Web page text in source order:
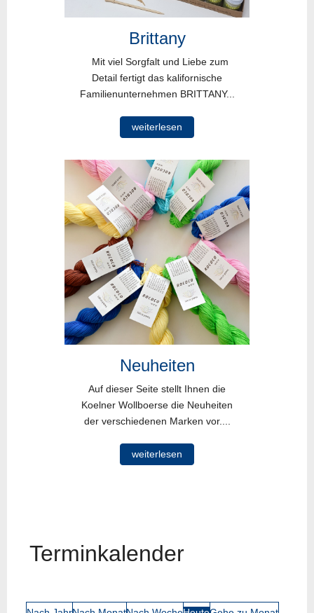
Brittany
Mit viel Sorgfalt und Liebe zum
Detail fertigt das kalifornische
Familienunternehmen BRITTANY...
weiterlesen
Neuheiten
Auf dieser Seite stellt Ihnen die
Koelner Wollboerse die Neuheiten
der verschiedenen Marken vor....
weiterlesen
Terminkalender